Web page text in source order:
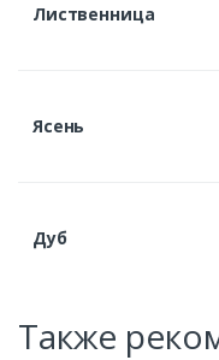
Лиственница
Ясень
Дуб
Также